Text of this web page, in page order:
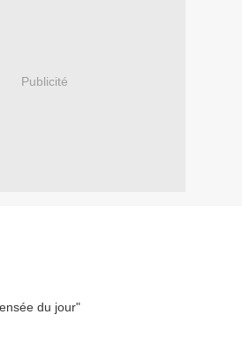
Publicité